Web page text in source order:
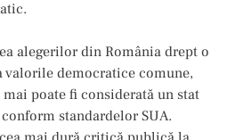
alegerilor din România drept o
valorile democratice comune,
poate fi considerată un stat
standardelor SUA.